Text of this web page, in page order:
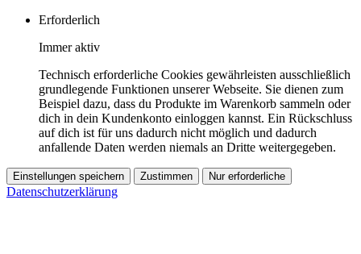
Erforderlich
Immer aktiv
Technisch erforderliche Cookies gewährleisten ausschließlich
grundlegende Funktionen unserer Webseite. Sie dienen zum
Beispiel dazu, dass du Produkte im Warenkorb sammeln oder
dich in dein Kundenkonto einloggen kannst. Ein Rückschluss
auf dich ist für uns dadurch nicht möglich und dadurch
anfallende Daten werden niemals an Dritte weitergegeben.
Einstellungen speichern Zustimmen Nur erforderliche
Datenschutzerklärung